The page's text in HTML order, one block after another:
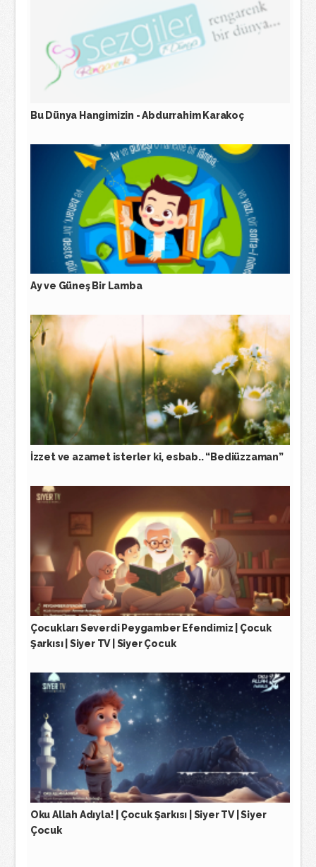
Bu Dünya Hangimizin - Abdurrahim Karakoç
Ay ve Güneş Bir Lamba
İzzet ve azamet isterler ki, esbab.. “Bediüzzaman”
Çocukları Severdi Peygamber Efendimiz | Çocuk
Şarkısı | Siyer TV | Siyer Çocuk
Oku Allah Adıyla! | Çocuk Şarkısı | Siyer TV | Siyer
Çocuk